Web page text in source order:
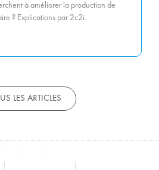
à améliorer la production de
? Explications par 2c2i.
LES ARTICLES